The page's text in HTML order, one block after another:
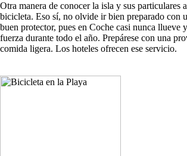
Otra manera de conocer la isla y sus particulares
bicicleta. Eso sí, no olvide ir bien preparado con
buen protector, pues en Coche casi nunca llueve
fuerza durante todo el año. Prepárese con una
comida ligera. Los hoteles ofrecen ese servicio.